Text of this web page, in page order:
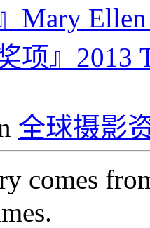
Mary
项』2013
全球摄影
comes